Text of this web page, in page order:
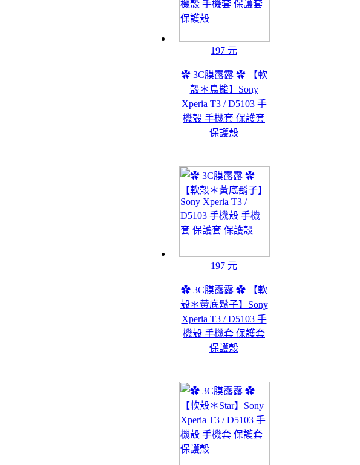
197 元
✿ 3C膜露露 ✿ 【軟
殼＊鳥籠】Sony
Xperia T3 / D5103 手
機殼 手機套 保護套
保護殼
197 元
✿ 3C膜露露 ✿ 【軟
殼＊黃底鬍子】Sony
Xperia T3 / D5103 手
機殼 手機套 保護套
保護殼